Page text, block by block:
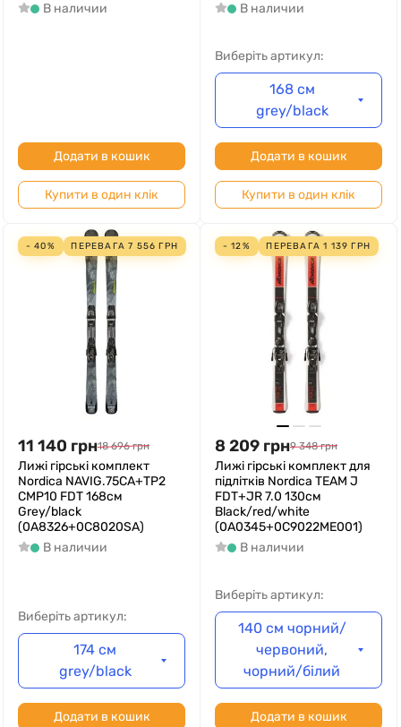
В наличии
Додати в кошик
Купити в один клік
В наличии
Виберіть артикул:
168 см
grey/black
Додати в кошик
Купити в один клік
- 40% ПЕРЕВАГА7 556 ГРН
11 140 грн18 696 грн
Лижі гірські комплект
Nordica NAVIG.75CA+TP2
CMP10 FDT 168см
Grey/black
(0A8326+0C8020SA)
В наличии
Виберіть артикул:
174 см
grey/black
Додати в кошик
- 12% ПЕРЕВАГА1 139 ГРН
8 209 грн9 348 грн
Лижі гірські комплект для
підлітків Nordica TEAM J
FDT+JR 7.0 130см
Black/red/white
(0A0345+0C9022ME001)
В наличии
Виберіть артикул:
140 см чорний/
червоний,
чорний/білий
Додати в кошик